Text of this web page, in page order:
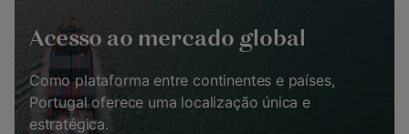
Acesso ao mercado global
Como plataforma entre continentes e países,
Portugal oferece uma localização única e
estratégica.